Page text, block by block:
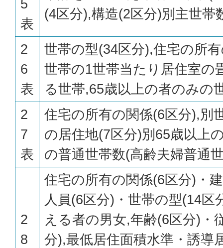
5
表
(4区分),構造(2区分)別主世帯
2
6
表
世帯の型(34区分),住宅の所
世帯の1世帯当たり居住室の
る世帯,65歳以上の者のみの
2
7
表
住宅の所有の関係(6区分),別
の居住地(7区分)別65歳以上
の普通世帯数(高齢夫婦普通
2
8
住宅の所有の関係(6区分)・
人員(6区分)・世帯の型(14区
える者の男女,年齢(6区分)・
分),最低居住面積水準・誘導